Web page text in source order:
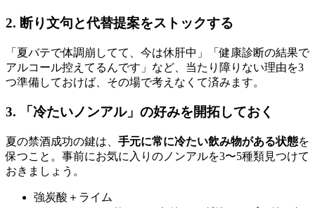
2. 断り文句と代替提案をストックする
「夏バテで体調崩してて、今は休肝中」「健康診断の結果で
アルコール控えてるんです」など、当たり障りない理由を3
つ準備しておけば、その場で考えなくて済みます。
3. 「冷たいノンアル」の好みを開拓しておく
夏の禁酒成功の鍵は、 手元に常に冷たい飲み物がある状態を
保つこと。事前にお気に入りのノンアルを3〜5種類見つけて
おきましょう。
強炭酸＋ライム